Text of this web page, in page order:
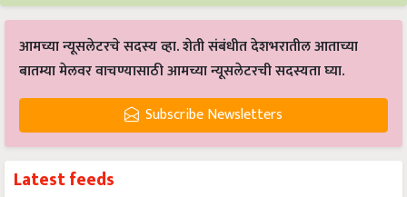
आमच्या न्यूसलेटरचे सदस्य व्हा. शेती संबंधीत देशभरातील आताच्या
बातम्या मेलवर वाचण्यासाठी आमच्या न्यूसलेटरची सदस्यता घ्या.
Subscribe Newsletters
Latest feeds